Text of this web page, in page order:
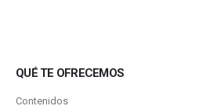
QUÉ TE OFRECEMOS
Contenidos